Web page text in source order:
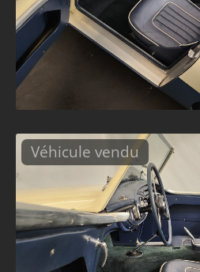
Véhicule vendu